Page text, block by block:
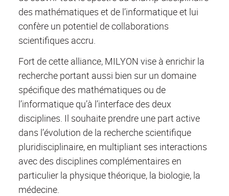
des mathématiques et de l’informatique et lui
confère un potentiel de collaborations
scientifiques accru.
Fort de cette alliance, MILYON vise à enrichir la
recherche portant aussi bien sur un domaine
spécifique des mathématiques ou de
l’informatique qu’à l’interface des deux
disciplines. Il souhaite prendre une part active
dans l’évolution de la recherche scientifique
pluridisciplinaire, en multipliant ses interactions
avec des disciplines complémentaires en
particulier la physique théorique, la biologie, la
médecine.